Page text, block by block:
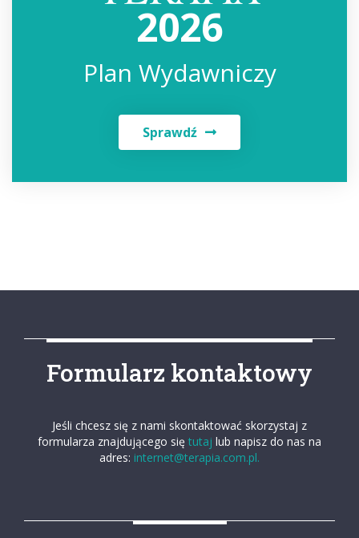
2026
Plan Wydawniczy
Sprawdź
Formularz kontaktowy
Jeśli chcesz się z nami skontaktować skorzystaj z
formularza znajdującego się tutaj lub napisz do nas na
adres: internet@terapia.com.pl.